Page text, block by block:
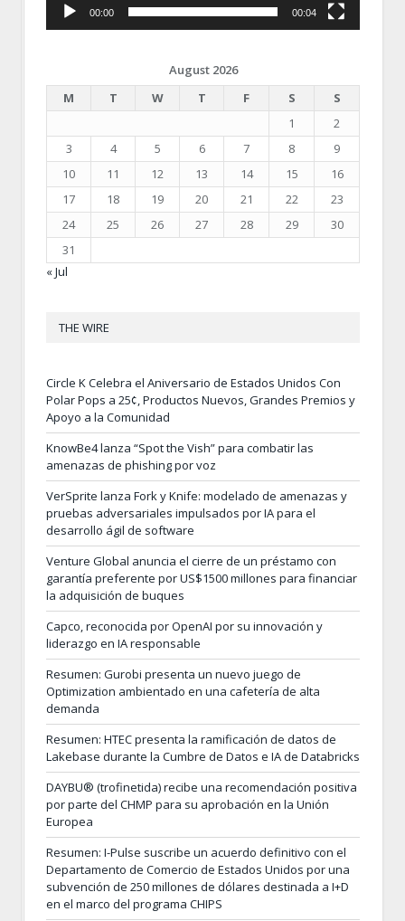
00:00 00:04
August 2026
M
T W T F S
S
1
2
3
4 5 6 7 8
9
10
11 12 13 14 15
16
17
18 19 20 21 22
23
24
25 26 27 28 29
30
31
« Jul
THE WIRE
Circle K Celebra el Aniversario de Estados Unidos Con
Polar Pops a 25¢, Productos Nuevos, Grandes Premios y
Apoyo a la Comunidad
KnowBe4 lanza “Spot the Vish” para combatir las
amenazas de phishing por voz
VerSprite lanza Fork y Knife: modelado de amenazas y
pruebas adversariales impulsados por IA para el
desarrollo ágil de software
Venture Global anuncia el cierre de un préstamo con
garantía preferente por US$1500 millones para financiar
la adquisición de buques
Capco, reconocida por OpenAI por su innovación y
liderazgo en IA responsable
Resumen: Gurobi presenta un nuevo juego de
Optimization ambientado en una cafetería de alta
demanda
Resumen: HTEC presenta la ramificación de datos de
Lakebase durante la Cumbre de Datos e IA de Databricks
DAYBU® (trofinetida) recibe una recomendación positiva
por parte del CHMP para su aprobación en la Unión
Europea
Resumen: I-Pulse suscribe un acuerdo definitivo con el
Departamento de Comercio de Estados Unidos por una
subvención de 250 millones de dólares destinada a I+D
en el marco del programa CHIPS